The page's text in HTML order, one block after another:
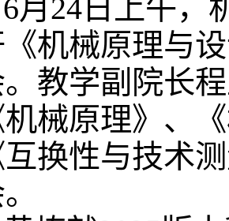
6月24日上午，
机械原理与
教学副院长
机械原理》、
互换性与技术